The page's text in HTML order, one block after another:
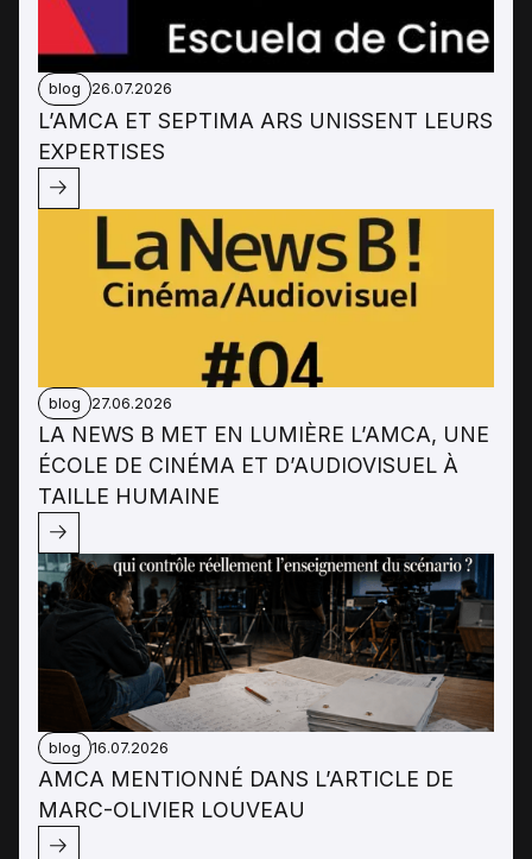
blog 26.07.2026
L’AMCA ET SEPTIMA ARS UNISSENT LEURS
EXPERTISES
blog 27.06.2026
LA NEWS B MET EN LUMIÈRE L’AMCA, UNE
ÉCOLE DE CINÉMA ET D’AUDIOVISUEL À
TAILLE HUMAINE
blog 16.07.2026
AMCA MENTIONNÉ DANS L’ARTICLE DE
MARC-OLIVIER LOUVEAU